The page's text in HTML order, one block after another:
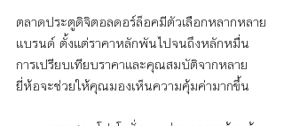
ตลาดประตูดิจิตอลดอร์ล็อคมีตัวเลือกหลากหลาย
แบรนด์ ตั้งแต่ราคาหลักพันไปจนถึงหลักหมื่น
การเปรียบเทียบราคาและคุณสมบัติจากหลาย
ยี่ห้อจะช่วยให้คุณมองเห็นความคุ้มค่ามากขึ้น